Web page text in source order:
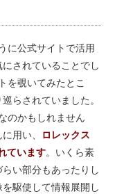
に公式サイトで活用
されていることでし
を覗いてみたとこ
らされていました。
のかもしれません
用い、
ロレックス
ています。いくら素
い部分もあったりし
駆使して情報展開し